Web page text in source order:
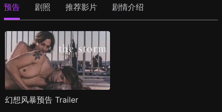
预告 剧照 推荐影片 剧情介绍
幻想风暴预告 Trailer